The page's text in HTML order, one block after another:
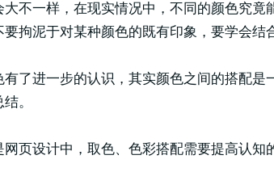
大不一样，在现实情况中，不同的颜色究
要拘泥于对某种颜色的既有印象，要学会结
有了进一步的认识，其实颜色之间的搭配
。
网页设计中，取色、色彩搭配需要提高认知